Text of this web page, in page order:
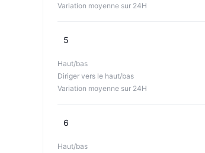
Variation moyenne sur 24H
5
Haut/bas
Diriger vers le haut/bas
Variation moyenne sur 24H
6
Haut/bas